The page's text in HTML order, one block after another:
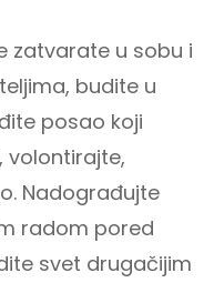
zatvarate u sobu i
budite u
posao koji
volontirajte,
Nadograđujte
radom pored
svet drugačijim